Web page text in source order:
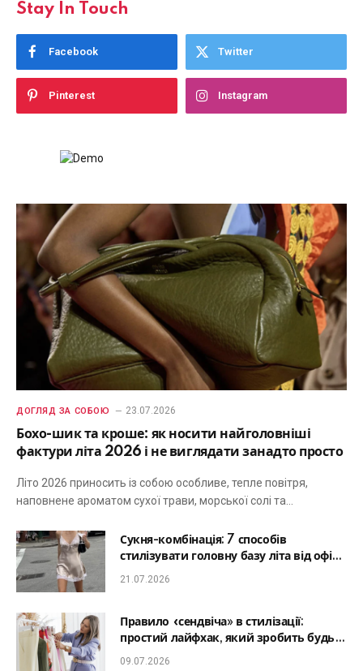
Stay In Touch
Facebook Twitter
Pinterest Instagram
ДОГЛЯД ЗА СОБОЮ 23.07.2026
Бохо-шик та кроше: як носити найголовніші
фактури літа 2026 і не виглядати занадто просто
Літо 2026 приносить із собою особливе, тепле повітря,
наповнене ароматом сухої трави, морської солі та…
Сукня-комбінація: 7 способів
стилізувати головну базу літа від офісу
до романтичної вечері
21.07.2026
Правило «сендвіча» в стилізації:
простий лайфхак, який зробить будь-
який образ гармонійним
09.07.2026